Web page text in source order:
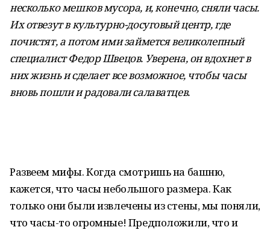
несколько мешков мусора, и, конечно, сняли часы.
Их отвезут в культурно-досуговый центр, где
почистят, а потом ими займется великолепный
специалист Федор Швецов. Уверена, он вдохнет в
них жизнь и сделает все возможное, чтобы часы
вновь пошли и радовалисалаватцев.
Развеем мифы. Когда смотришь на башню,
кажется, что часы небольшого размера. Как
только они были извлечены из стены, мы поняли,
что часы-то огромные! Предположили, что и